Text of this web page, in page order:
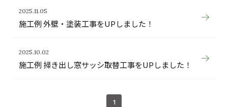
2025.11.05
施工例 外壁・塗装工事をUPしました！
2025.10.02
施工例 掃き出し窓サッシ取替工事をUPしました！
1